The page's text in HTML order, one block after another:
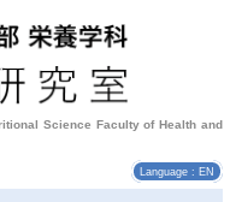
Science Faculty of Health and
Language : EN